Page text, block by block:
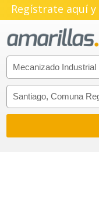
Regístrate aquí